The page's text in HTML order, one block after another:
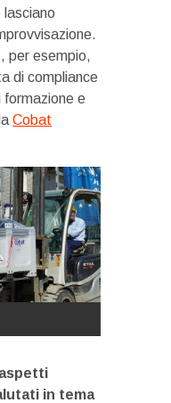
lasciano
per esempio,
di compliance
formazione e
Cobat
in tema